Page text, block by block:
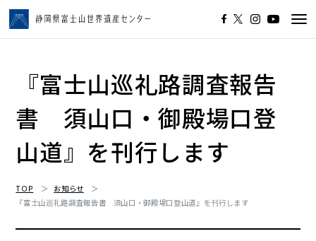
『富士山巡礼路調査報告
書 須山口・御殿場口登
山道』を刊行します
TOP
お知らせ
『富士山巡礼路調査報告書 須山口・御殿場口登山道』を刊行します